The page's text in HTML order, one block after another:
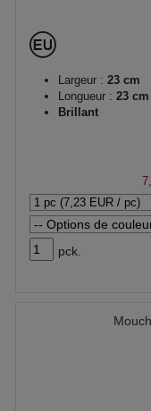
Largeur : 23 cm
Longueur : 23 cm
Brillant
pck.